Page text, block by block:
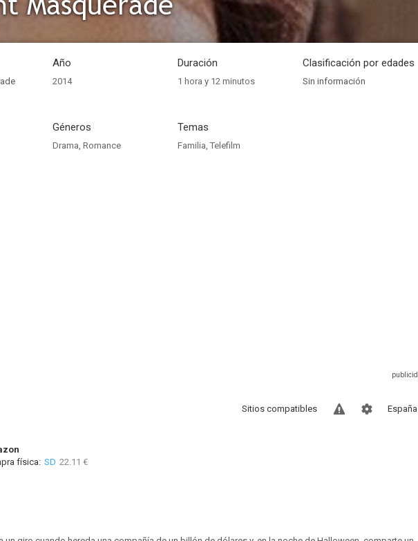
Año
2014
Duración
1 hora y 12 minutos
Clasificación por edades
Sin información
Géneros
Drama, Romance
Temas
Familia, Telefilm
España
Sitios compatibles
física: SD 22.11 €